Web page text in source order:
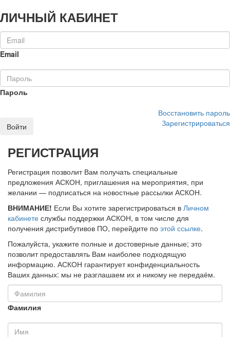
ЛИЧНЫЙ КАБИНЕТ
Email
Пароль
Восстановить пароль
Войти
Зарегистрироваться
РЕГИСТРАЦИЯ
Регистрация позволит Вам получать специальные
предложения АСКОН, приглашения на мероприятия, при
желании — подписаться на новостные рассылки АСКОН.
ВНИМАНИЕ! Если Вы хотите зарегистрироваться в Личном
кабинете службы поддержки АСКОН, в том числе для
получения дистрибутивов ПО, перейдите по этой ссылке.
Пожалуйста, укажите полные и достоверные данные; это
позволит предоставлять Вам наиболее подходящую
информацию. АСКОН гарантирует конфиденциальность
Ваших данных: мы не разглашаем их и никому не передаём.
Фамилия